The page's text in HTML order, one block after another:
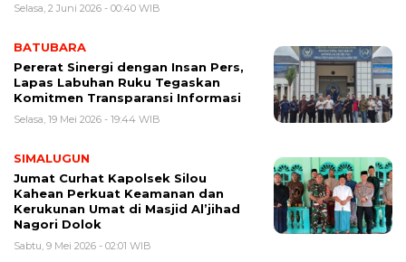
Selasa, 2 Juni 2026 - 00:40 WIB
BATUBARA
Pererat Sinergi dengan Insan Pers,
Lapas Labuhan Ruku Tegaskan
Komitmen Transparansi Informasi
Selasa, 19 Mei 2026 - 19:44 WIB
SIMALUGUN
Jumat Curhat Kapolsek Silou
Kahean Perkuat Keamanan dan
Kerukunan Umat di Masjid Al’jihad
Nagori Dolok
Sabtu, 9 Mei 2026 - 02:01 WIB